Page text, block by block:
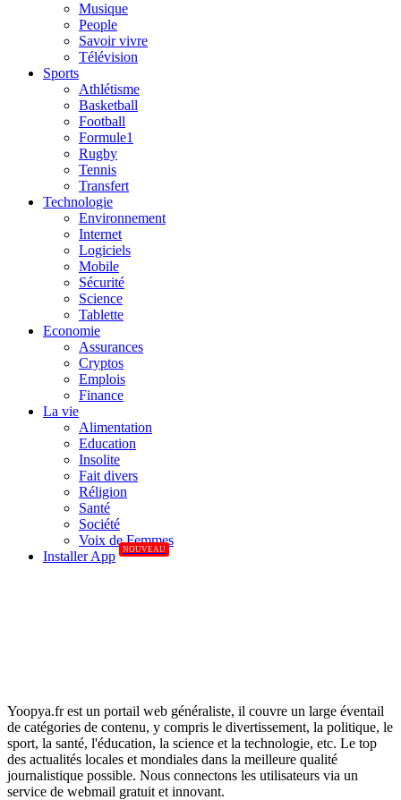
Musique
People
Savoir vivre
Télévision
Sports
Athlétisme
Basketball
Football
Formule1
Rugby
Tennis
Transfert
Technologie
Environnement
Internet
Logiciels
Mobile
Sécurité
Science
Tablette
Economie
Assurances
Cryptos
Emplois
Finance
La vie
Alimentation
Education
Insolite
Fait divers
Réligion
Santé
Société
Voix de Femmes
Installer App
NOUVEAU
Yoopya.fr est un portail web généraliste, il couvre un large éventail
de catégories de contenu, y compris le divertissement, la politique, le
sport, la santé, l'éducation, la science et la technologie, etc. Le top
des actualités locales et mondiales dans la meilleure qualité
journalistique possible. Nous connectons les utilisateurs via un
service de webmail gratuit et innovant.